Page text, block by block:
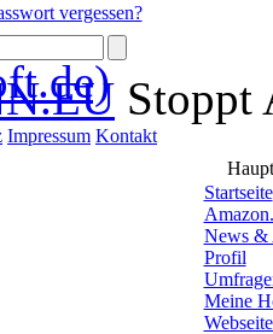
vergessen?
Stoppt
Impressum Kontakt
Startseite
News &
Profil
Meine